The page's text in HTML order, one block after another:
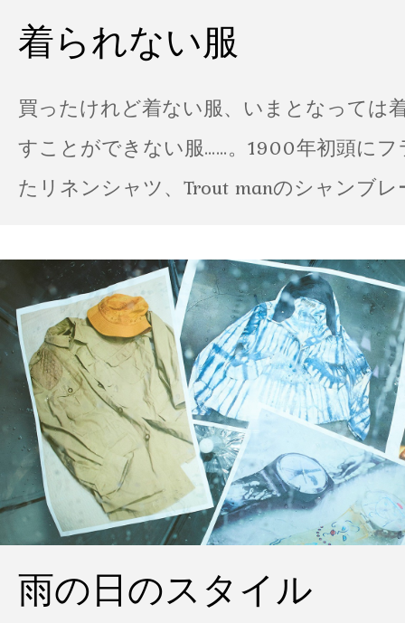
着られない服
買ったけれど着ない服、いまとなっては
すことができない服……。1900年初頭に
たリネンシャツ、Trout manのシャンブ
雨の日のスタイル